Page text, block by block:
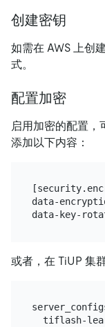
创建密钥
如需在 AWS 上创
式。
配置加密
启用加密的配置，
添加以下内容：
data-
或者，在 TiUP 集
tiflash-